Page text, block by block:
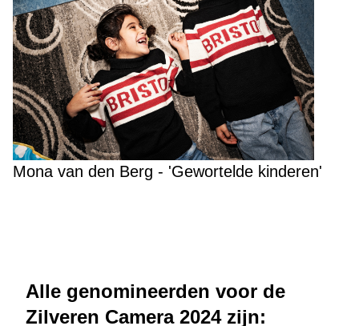
Mona van den Berg - 'Gewortelde kinderen'
Alle genomineerden voor de
Zilveren Camera 2024 zijn: